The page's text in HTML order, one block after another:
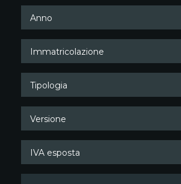
Anno
Immatricolazione
Tipologia
Versione
IVA esposta